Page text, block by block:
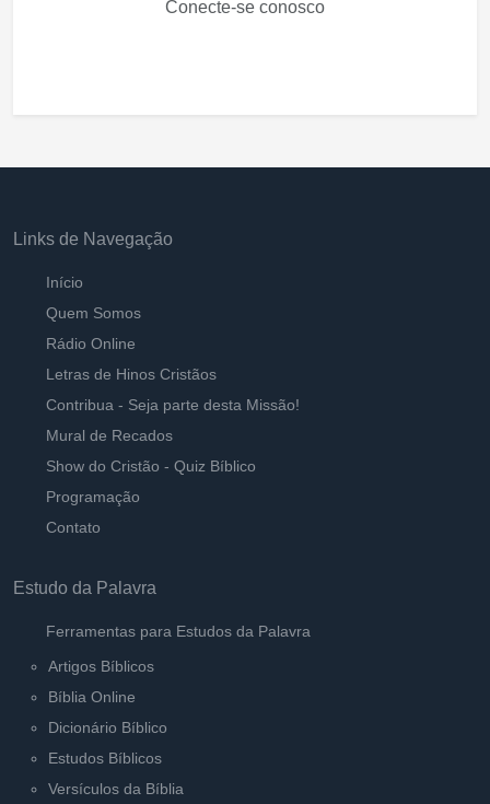
Conecte-se conosco
Links de Navegação
Início
Quem Somos
Rádio Online
Letras de Hinos Cristãos
Contribua - Seja parte desta Missão!
Mural de Recados
Show do Cristão - Quiz Bíblico
Programação
Contato
Estudo da Palavra
Ferramentas para Estudos da Palavra
Artigos Bíblicos
Bíblia Online
Dicionário Bíblico
Estudos Bíblicos
Versículos da Bíblia